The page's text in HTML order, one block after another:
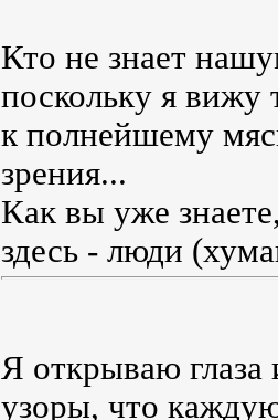
Кто не знает
поскольку я
к полнейшему
зрения...
Как вы уже
здесь - люди
Я открываю глаза
узоры, что